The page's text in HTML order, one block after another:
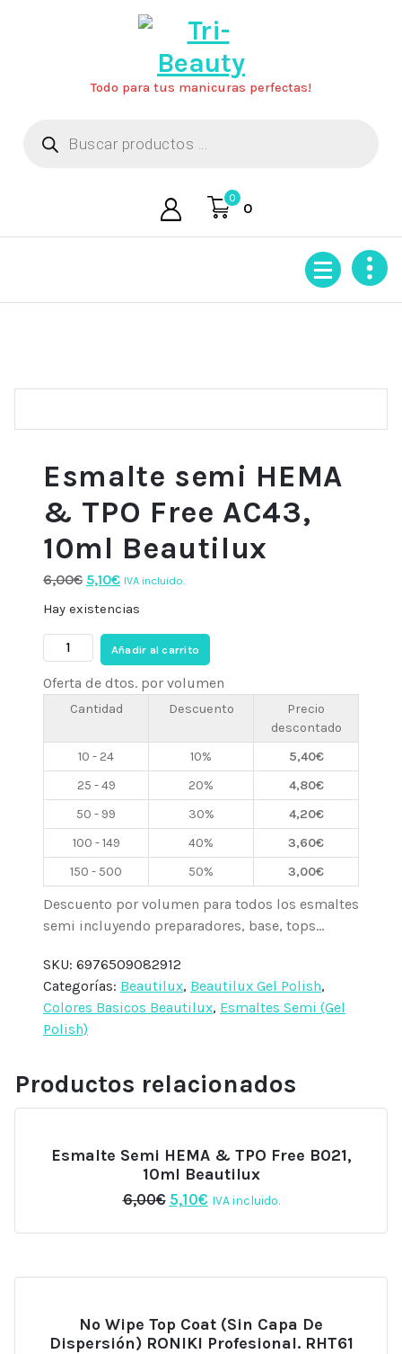
Todo para tus manicuras perfectas!
productos
0
0
Esmalte semi HEMA
& TPO Free AC43,
10ml Beautilux
6,00€ El
precio
era:
6,00€.
5,10€El
precio
es:
5,10€.
IVA incluido.
Hay existencias
Esmalte
semi
HEMA
AC43,
Beautilux
cantidad
Añadir al carrito
Oferta de dtos. por volumen
Cantidad Descuento
Precio
descontado
10 - 24
10% 5,40€
25 - 49
20% 4,80€
50 - 99
30% 4,20€
100 - 149
40% 3,60€
150 - 500
50% 3,00€
Descuento por volumen para todos los esmaltes
semi incluyendo preparadores, base, tops...
SKU: 6976509082912
Categorías: Beautilux, Beautilux Gel Polish,
Colores Basicos Beautilux, Esmaltes Semi (Gel
Polish)
Productos relacionados
Esmalte Semi HEMA & TPO Free B021,
10ml Beautilux
6,00€ El
original
5,10€El
actual
IVA incluido.
No Wipe Top Coat (sin Capa De
Dispersión) RONIKI Profesional. RHT61